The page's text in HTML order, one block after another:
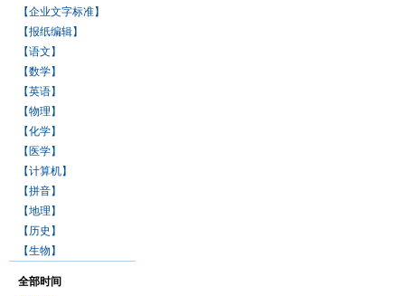
【企业文字标准】
【报纸编辑】
【语文】
【数学】
【英语】
【物理】
【化学】
【医学】
【计算机】
【拼音】
【地理】
【历史】
【生物】
全部时间